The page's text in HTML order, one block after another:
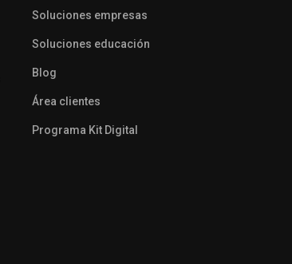
Soluciones empresas
Soluciones educación
Blog
Área clientes
Programa Kit Digital